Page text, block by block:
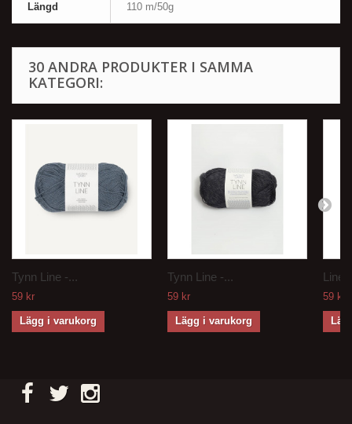
Längd 110 m/50g
30 ANDRA PRODUKTER I SAMMA
KATEGORI:
Tynn Line -...
59 kr
Lägg i varukorg
Tynn Line -...
59 kr
Lägg i varukorg
Line
59 kr